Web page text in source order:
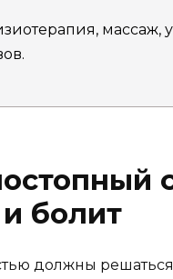
массаж,
болит
должны